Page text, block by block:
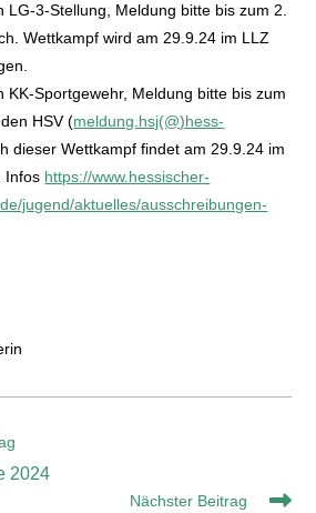
LG-3-Stellung, Meldung bitte bis zum 2.
Wettkampf wird am 29.9.24 im LLZ
KK-Sportgewehr, Meldung bitte bis zum
HSV (meldung.hsj(@)hess-
dieser Wettkampf findet am 29.9.24 im
Infos https://www.hessischer-
jugend/aktuelles/ausschreibungen-
2024
Nächster Beitrag